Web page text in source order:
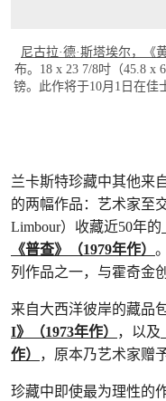
尼古拉·德·斯塔埃尔，《
布。18 x 23 7/8吋（45.8 x
镑。此作将于10月1日在佳
兰卡斯特珍藏中其他来
的两幅作品：艺术家至
Limbour）收藏近50年的
《普查》（1979年作）
列作品之一，与霍奇金
来自大西洋彼岸的藏品
I》（1973年作）
，以及
作）
，原本乃艺术家赠
珍藏中即使最为理性的